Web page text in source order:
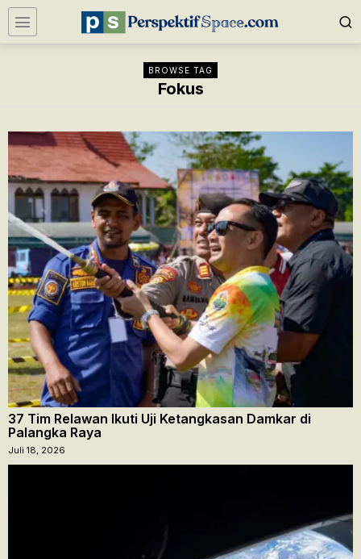
BROWSE TAG
Fokus
37 Tim Relawan Ikuti Uji Ketangkasan Damkar di
Palangka Raya
Juli 18, 2026